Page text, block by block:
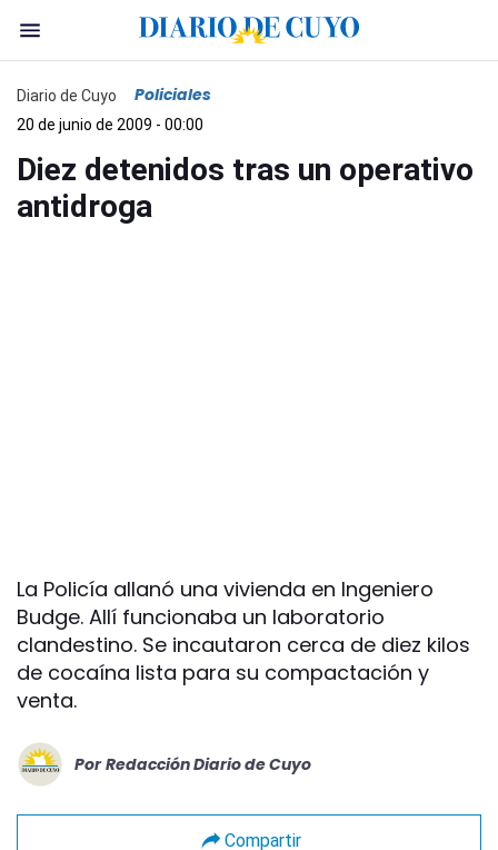
Diario de Cuyo Policiales
20 de junio de 2009 - 00:00
Diez detenidos tras un operativo
antidroga
La Policía allanó una vivienda en Ingeniero
Budge. Allí funcionaba un laboratorio
clandestino. Se incautaron cerca de diez kilos
de cocaína lista para su compactación y
venta.
Por Redacción Diario de Cuyo
Compartir